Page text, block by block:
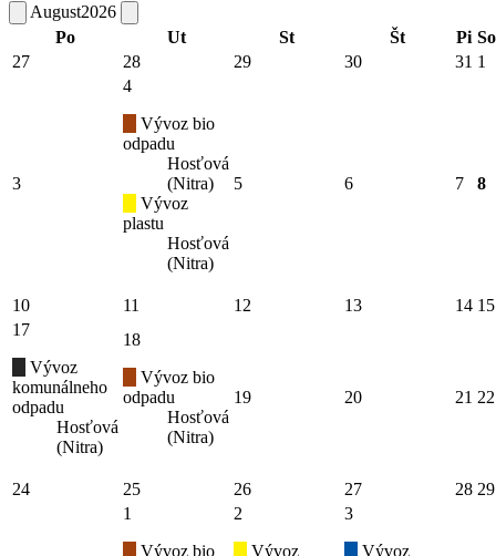
August2026
Po
Ut St Št Pi So
27
28 29 30 31 1
3
4
Vývoz bio
odpadu
Hosťová
(Nitra)
Vývoz
plastu
Hosťová
(Nitra)
5 6 7 8
10 11 12 13 14 15
17
Vývoz
komunálneho
odpadu
Hosťová
(Nitra)
18
Vývoz bio
odpadu
Hosťová
(Nitra)
19 20 21 22
24 25 26 27 28 29
1
Vývoz bio
2
Vývoz
3
Vývoz